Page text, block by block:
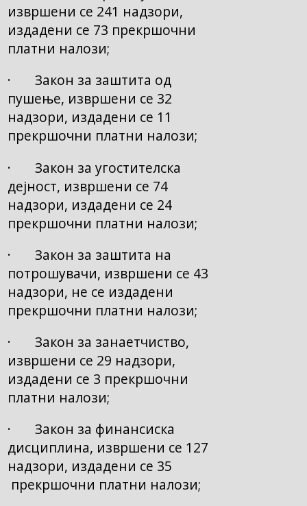
извршени се 241 надзори,
издадени се 73 прекршочни
платни налози;
· Закон за заштита од
пушење, извршени се 32
надзори, издадени се 11
прекршочни платни налози;
· Закон за угостителска
дејност, извршени се 74
надзори, издадени се 24
прекршочни платни налози;
· Закон за заштита на
потрошувачи, извршени се 43
надзори, не се издадени
прекршочни платни налози;
· Закон за занаетчиство,
извршени се 29 надзори,
издадени се 3 прекршочни
платни налози;
· Закон за финансиска
дисциплина, извршени се 127
надзори, издадени се 35
прекршочни платни налози;